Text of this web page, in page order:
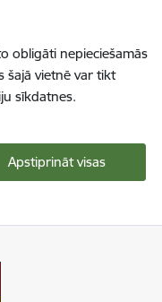
obligāti nepieciešamās
šajā vietnē var tikt
sīkdatnes.
Apstiprināt visas